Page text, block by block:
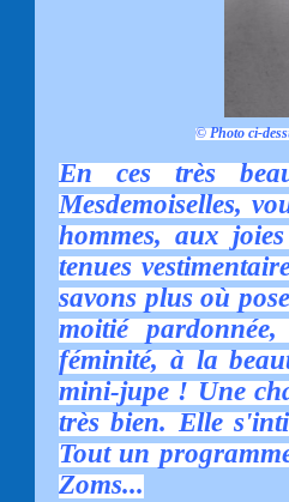
© Photo ci-
En ces très
Mesdemoiselles,
hommes, aux
tenues
savons plus où
moitié
féminité, à la
mini-jupe ! Une
très bien. Elle
Tout un
Zoms...